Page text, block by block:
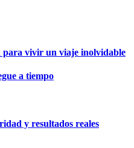
para vivir un viaje inolvidable
a tiempo
y resultados reales